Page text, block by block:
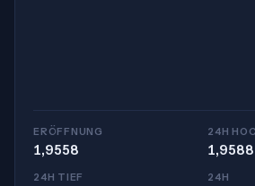
ERÖFFNUNG
1,9558
24H
1,9588
24H TIEF 24H